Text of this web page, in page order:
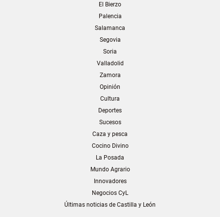
El Bierzo
Palencia
Salamanca
Segovia
Soria
Valladolid
Zamora
Opinión
Cultura
Deportes
Sucesos
Caza y pesca
Cocino Divino
La Posada
Mundo Agrario
Innovadores
Negocios CyL
Últimas noticias de Castilla y León